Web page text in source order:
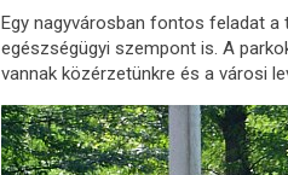
Egy nagyvárosban fontos feladat
egészségügyi szempont is. A
vannak közérzetünkre és a városi